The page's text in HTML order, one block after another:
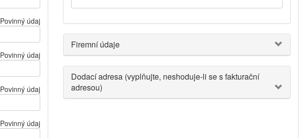
Povinný údaj
Povinný údaj
Povinný údaj
Povinný údaj
Firemní údaje
Dodací adresa (vyplňujte, neshoduje-li se s fakturační
adresou)